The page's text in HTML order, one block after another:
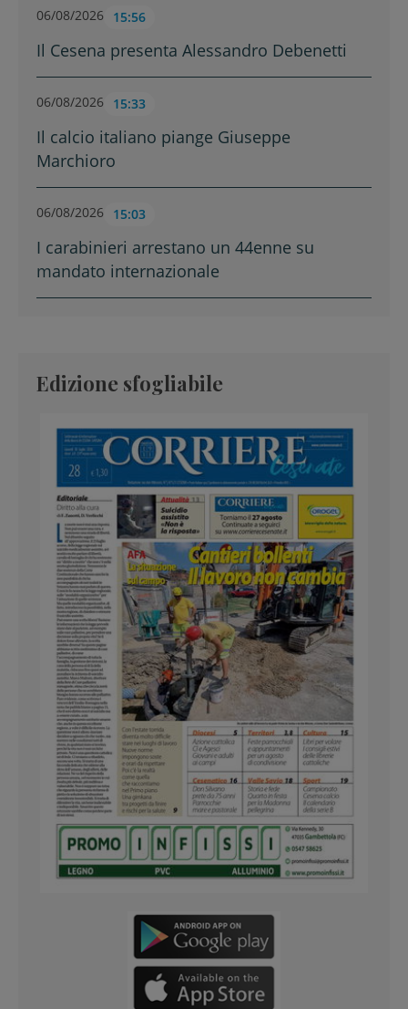
06/08/2026 15:56
Il Cesena presenta Alessandro Debenetti
06/08/2026 15:33
Il calcio italiano piange Giuseppe
Marchioro
06/08/2026 15:03
I carabinieri arrestano un 44enne su
mandato internazionale
Edizione sfogliabile